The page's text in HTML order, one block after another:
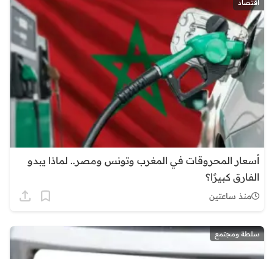
اقتصاد
أسعار المحروقات في المغرب وتونس ومصر.. لماذا يبدو
الفارق كبيرًا؟
منذ ساعتين
سلطة ومجتمع